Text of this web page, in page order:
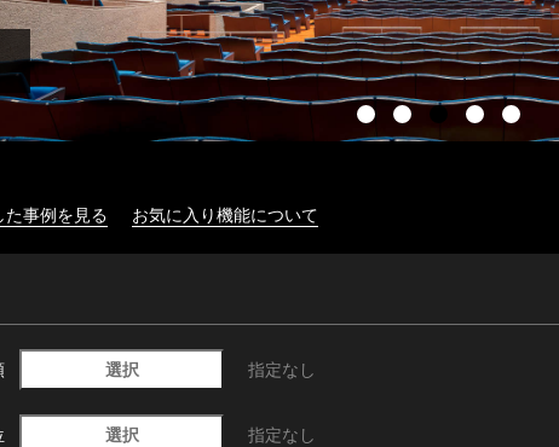
事例を見る お気に入り機能について
選択 指定なし
選択 指定なし